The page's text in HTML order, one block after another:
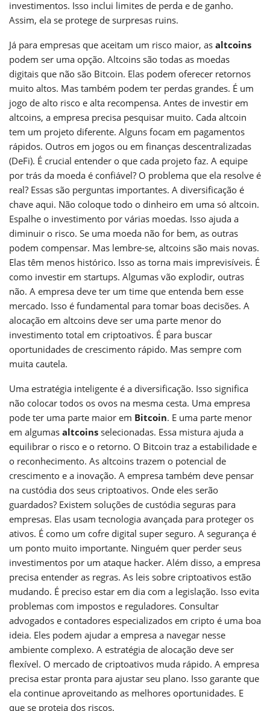
investimentos. Isso inclui limites de perda e de ganho.
Assim, ela se protege de surpresas ruins.
Já para empresas que aceitam um risco maior, as altcoins
podem ser uma opção. Altcoins são todas as moedas
digitais que não são Bitcoin. Elas podem oferecer retornos
muito altos. Mas também podem ter perdas grandes. É um
jogo de alto risco e alta recompensa. Antes de investir em
altcoins, a empresa precisa pesquisar muito. Cada altcoin
tem um projeto diferente. Alguns focam em pagamentos
rápidos. Outros em jogos ou em finanças descentralizadas
(DeFi). É crucial entender o que cada projeto faz. A equipe
por trás da moeda é confiável? O problema que ela resolve é
real? Essas são perguntas importantes. A diversificação é
chave aqui. Não coloque todo o dinheiro em uma só altcoin.
Espalhe o investimento por várias moedas. Isso ajuda a
diminuir o risco. Se uma moeda não for bem, as outras
podem compensar. Mas lembre-se, altcoins são mais novas.
Elas têm menos histórico. Isso as torna mais imprevisíveis. É
como investir em startups. Algumas vão explodir, outras
não. A empresa deve ter um time que entenda bem esse
mercado. Isso é fundamental para tomar boas decisões. A
alocação em altcoins deve ser uma parte menor do
investimento total em criptoativos. É para buscar
oportunidades de crescimento rápido. Mas sempre com
muita cautela.
Uma estratégia inteligente é a diversificação. Isso significa
não colocar todos os ovos na mesma cesta. Uma empresa
pode ter uma parte maior em Bitcoin. E uma parte menor
em algumas altcoins selecionadas. Essa mistura ajuda a
equilibrar o risco e o retorno. O Bitcoin traz a estabilidade e
o reconhecimento. As altcoins trazem o potencial de
crescimento e a inovação. A empresa também deve pensar
na custódia dos seus criptoativos. Onde eles serão
guardados? Existem soluções de custódia seguras para
empresas. Elas usam tecnologia avançada para proteger os
ativos. É como um cofre digital super seguro. A segurança é
um ponto muito importante. Ninguém quer perder seus
investimentos por um ataque hacker. Além disso, a empresa
precisa entender as regras. As leis sobre criptoativos estão
mudando. É preciso estar em dia com a legislação. Isso evita
problemas com impostos e reguladores. Consultar
advogados e contadores especializados em cripto é uma boa
ideia. Eles podem ajudar a empresa a navegar nesse
ambiente complexo. A estratégia de alocação deve ser
flexível. O mercado de criptoativos muda rápido. A empresa
precisa estar pronta para ajustar seu plano. Isso garante que
ela continue aproveitando as melhores oportunidades. E
que se proteja dos riscos.